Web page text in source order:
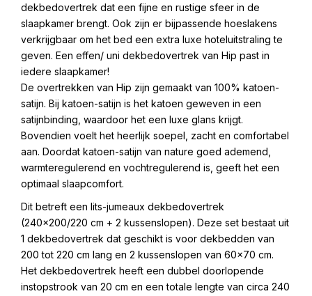
dekbedovertrek dat een fijne en rustige sfeer in de
slaapkamer brengt. Ook zijn er bijpassende hoeslakens
verkrijgbaar om het bed een extra luxe hoteluitstraling te
geven. Een effen/ uni dekbedovertrek van Hip past in
iedere slaapkamer!
De overtrekken van Hip zijn gemaakt van 100% katoen-
satijn. Bij katoen-satijn is het katoen geweven in een
satijnbinding, waardoor het een luxe glans krijgt.
Bovendien voelt het heerlijk soepel, zacht en comfortabel
aan. Doordat katoen-satijn van nature goed ademend,
warmteregulerend en vochtregulerend is, geeft het een
optimaal slaapcomfort.
Dit betreft een lits-jumeaux dekbedovertrek
(240×200/220 cm + 2 kussenslopen). Deze set bestaat uit
1 dekbedovertrek dat geschikt is voor dekbedden van
200 tot 220 cm lang en 2 kussenslopen van 60×70 cm.
Het dekbedovertrek heeft een dubbel doorlopende
instopstrook van 20 cm en een totale lengte van circa 240